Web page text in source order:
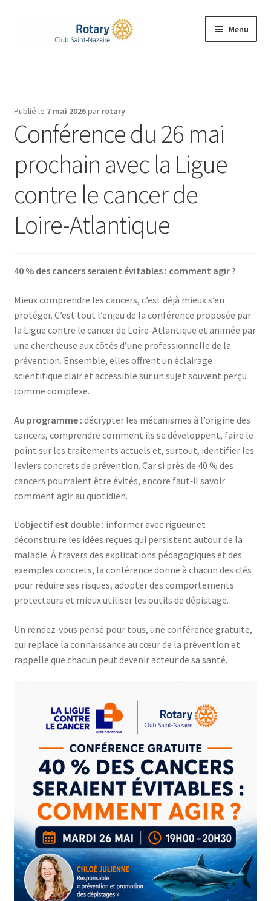
Menu
Notre Club
Nos Actions
Rejoignez-nous
Contacts
Publié le 7 mai 2026par rotary
Conférence du 26 mai
prochain avec la Ligue
contre le cancer de
Loire-Atlantique
40 % des cancers seraient évitables : comment agir ?
Mieux comprendre les cancers, c’est déjà mieux s’en
protéger. C’est tout l’enjeu de la conférence proposée par
la Ligue contre le cancer de Loire-Atlantique et animée par
une chercheuse aux côtés d’une professionnelle de la
prévention. Ensemble, elles offrent un éclairage
scientifique clair et accessible sur un sujet souvent perçu
comme complexe.
Au programme : décrypter les mécanismes à l’origine des
cancers, comprendre comment ils se développent, faire le
point sur les traitements actuels et, surtout, identifier les
leviers concrets de prévention. Car si près de 40 % des
cancers pourraient être évités, encore faut‑il savoir
comment agir au quotidien.
L’objectif est double : informer avec rigueur et
déconstruire les idées reçues qui persistent autour de la
maladie. À travers des explications pédagogiques et des
exemples concrets, la conférence donne à chacun des clés
pour réduire ses risques, adopter des comportements
protecteurs et mieux utiliser les outils de dépistage.
Un rendez‑vous pensé pour tous, une conférence gratuite,
qui replace la connaissance au cœur de la prévention et
rappelle que chacun peut devenir acteur de sa santé.